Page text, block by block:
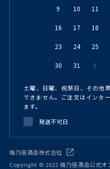
9 10 11
16 17 18
23 24 25
30 31 1
土曜、日曜、祝祭日、その他
できません。ご注文はインタ
ます。
発送不可日
梅乃宿酒造株式会社
Copyright © 2022 梅乃宿酒造公式オ